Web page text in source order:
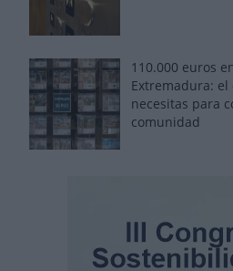
110.000 euros
Extremadura:
necesitas para
comunidad